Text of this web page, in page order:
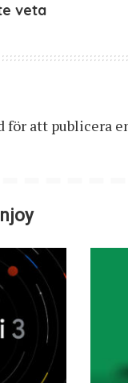
veta
för att publicera